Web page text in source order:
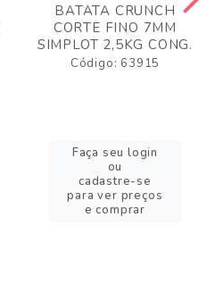
BATATA CRUNCH
CORTE FINO 7MM
SIMPLOT 2,5KG CONG.
Código: 63915
Faça seu login
ou
cadastre-se
para ver preços
e comprar